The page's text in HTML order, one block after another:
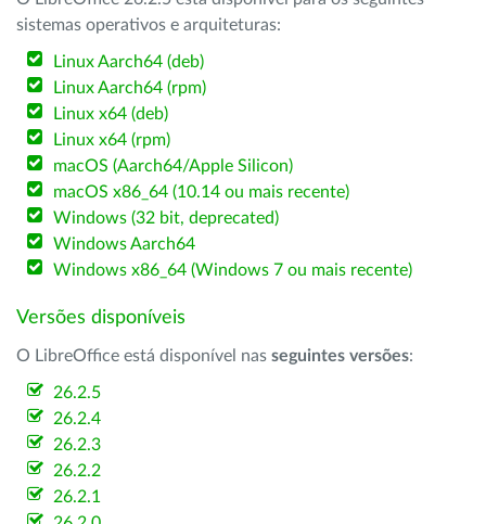
sistemas operativos e arquiteturas:
Linux Aarch64 (deb)
Linux Aarch64 (rpm)
Linux x64 (deb)
Linux x64 (rpm)
macOS (Aarch64/Apple Silicon)
macOS x86_64 (10.14 ou mais recente)
Windows (32 bit, deprecated)
Windows Aarch64
Windows x86_64 (Windows 7 ou mais recente)
Versões disponíveis
O LibreOffice está disponível nas seguintes versões:
26.2.5
26.2.4
26.2.3
26.2.2
26.2.1